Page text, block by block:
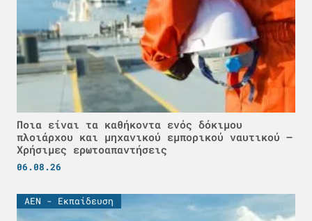
Ποια είναι τα καθήκοντα ενός δόκιμου
πλοιάρχου και μηχανικού εμπορικού ναυτικού –
Χρήσιμες ερωτοαπαντήσεις
06.08.26
ΑΕΝ - Εκπαίδευση